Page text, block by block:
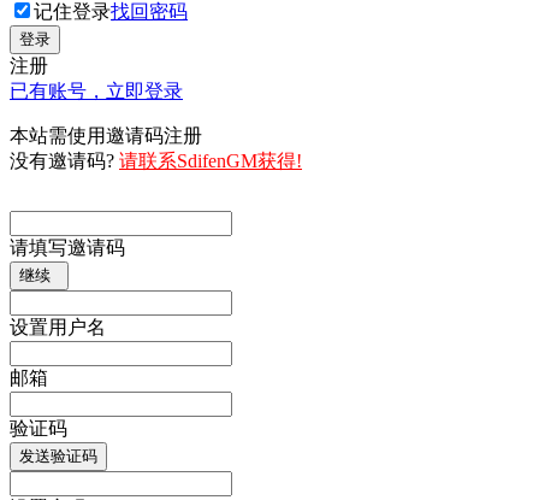
记住登录找回密码
登录
注册
已有账号，立即登录
本站需使用邀请码注册
没有邀请码? 请联系SdifenGM获得!
请填写邀请码
继续
设置用户名
邮箱
验证码
发送验证码